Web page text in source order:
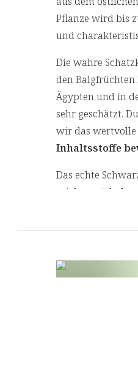
Pflanze wird bis
und
Die wahre
den Balgfrüchten
Ägypten und in
sehr geschätzt.
wir das wertvolle
Inhaltsstoffe
Das echte
zeichnet sich
betonen.